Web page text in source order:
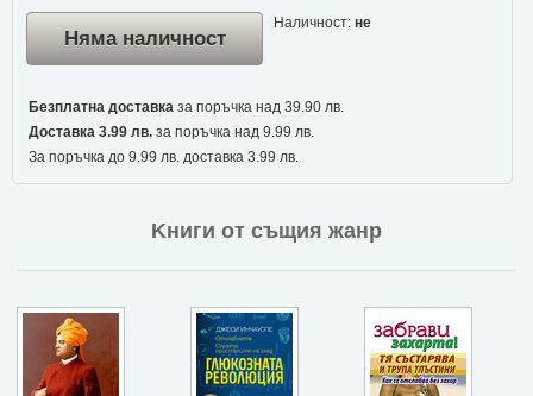
Няма наличност
Наличност: не
Безплатна доставказа поръчка над 39.90 лв.
Доставка 3.99 лв.за поръчка над 9.99 лв.
За поръчка до 9.99 лв. доставка 3.99 лв.
Kниги от същия жанр